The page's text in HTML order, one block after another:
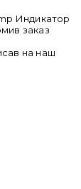
Индикатор
заказ
на наш